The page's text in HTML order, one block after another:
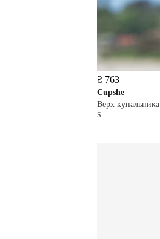
₴ 763
Cupshe
Верх купальника
S